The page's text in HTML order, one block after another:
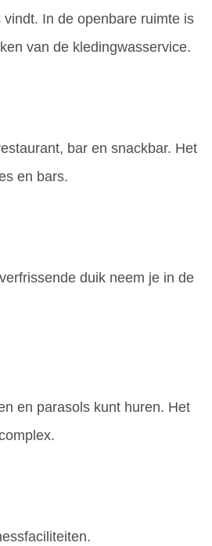
In de openbare ruimte is
van de kledingwasservice.
bar en snackbar. Het
en bars.
duik neem je in de
en parasols kunt huren. Het